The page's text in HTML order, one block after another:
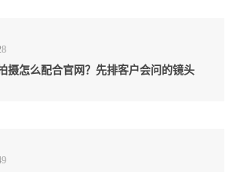
摄怎么配合官网？先排客户会问的镜头